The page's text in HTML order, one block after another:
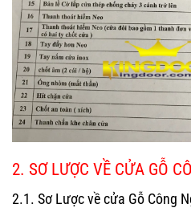
2. SƠ LƯỢC VỀ CỬA GỖ
2.1. Sơ Lược về cửa Gỗ Công